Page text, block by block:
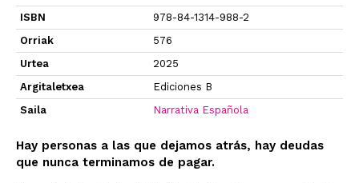
ISBN
978-84-1314-988-2
Orriak
576
Urtea
2025
Argitaletxea
Ediciones B
Saila
Narrativa Española
Hay personas a las que dejamos atrás, hay deudas
que nunca terminamos de pagar.